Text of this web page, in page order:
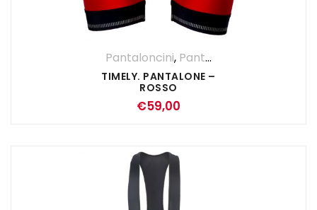
Pantaloncini, Pantaloni
TIMELY. PANTALONE –
ROSSO
€59,00